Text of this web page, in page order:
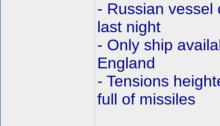
- Russian vessel
last night
- Only ship
England
- Tensions
full of missiles